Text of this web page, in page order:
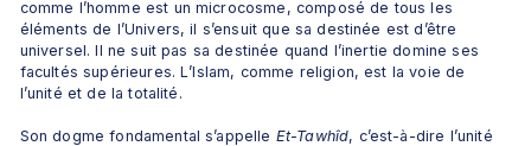
comme l’homme est un microcosme, composé de tous les
éléments de l’Univers, il s’ensuit que sa destinée est d’être
universel. Il ne suit pas sa destinée quand l’inertie domine ses
facultés supérieures. L’Islam, comme religion, est la voie de
l’unité et de la totalité.
Son dogme fondamental s’appelle Et-Tawhîd, c’est-à-dire l’unité